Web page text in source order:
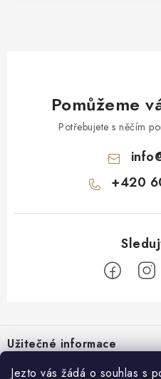
Jezto vás žádá o souhlas s
Pomůžeme
Potřebujete s něčím
info
+420
pUžitečné informace
O nás